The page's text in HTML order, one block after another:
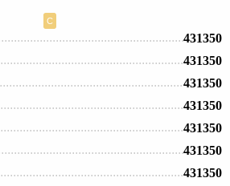
С
431350
431350
431350
431350
431350
431350
431350